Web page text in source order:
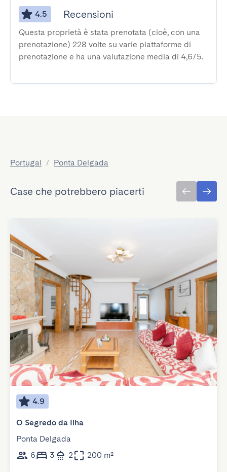
4.5 Recensioni
Questa proprietà è stata prenotata (cioè, con una
prenotazione) 228 volte su varie piattaforme di
prenotazione e ha una valutazione media di 4,6/5.
Portugal / Ponta Delgada
Case che potrebbero piacerti
4.9
O Segredo da Ilha
Ponta Delgada
6
3 2 200 m²